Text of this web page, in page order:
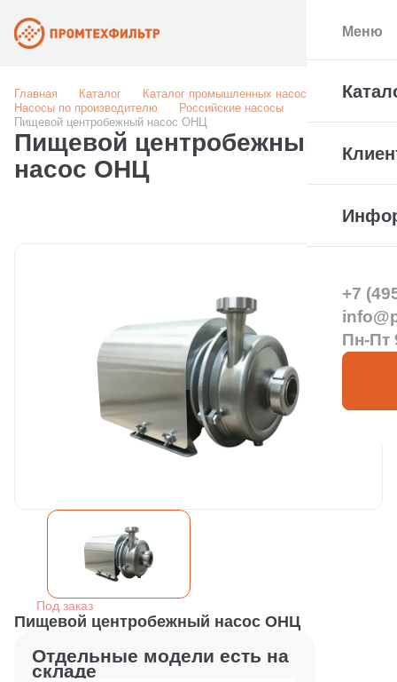
Главная Каталог
Каталог промышленных насосов
Насосы по производителю
Российские насосы
Пищевой центробежный насос ОНЦ
Пищевой центробежный
насос ОНЦ
Под заказ
Пищевой центробежный насос ОНЦ
Отдельные модели есть на
складе
Меню
+7
Пн-Пт